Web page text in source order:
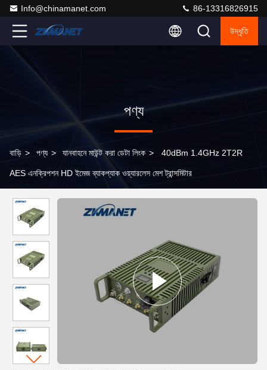
Info@chinamanet.com 86-13316826915
উদ্ধৃতি
পণ্য
বাড়ি > পণ্য > যানবাহনে মাউন্ট করা ডেটা লিংক > 40dBm 1.4GHz 2T2R
AES এনক্রিপশন HD ইমেজ ব্যাকপ্যাক ওয়্যারলেস মেশ ট্রান্সমিটার